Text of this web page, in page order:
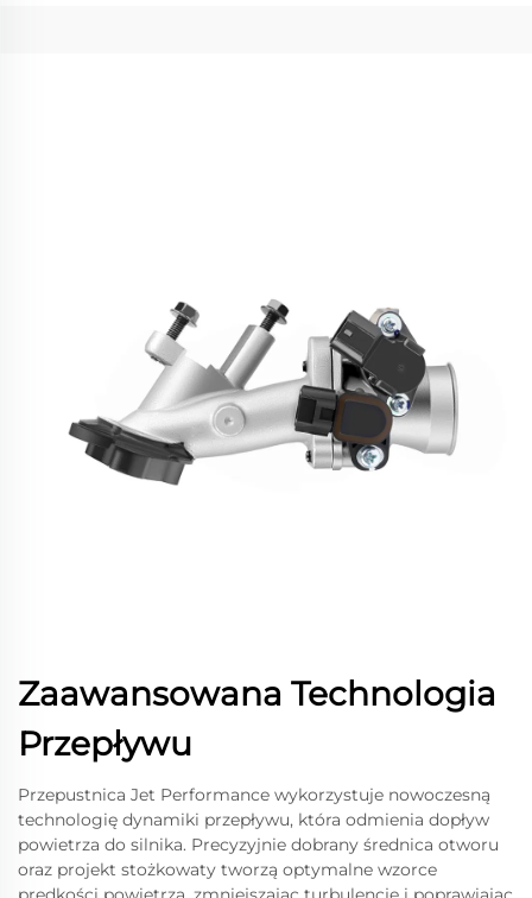
Zaawansowana Technologia
Przepływu
Przepustnica Jet Performance wykorzystuje nowoczesną
technologię dynamiki przepływu, która odmienia dopływ
powietrza do silnika. Precyzyjnie dobrany średnica otworu
oraz projekt stożkowaty tworzą optymalne wzorce